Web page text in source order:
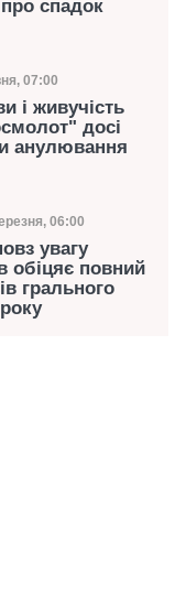
спадок
07:00
і живучість
досі
анулювання
публікації
06:00
увагу
обіцяє повний
грального